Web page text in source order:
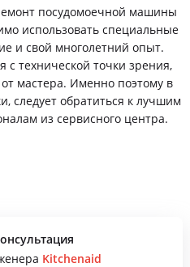
посудомоечной машины
использовать специальные
и свой многолетний опыт.
с технической точки зрения,
мастера. Именно поэтому в
следует обратиться к лучшим
из сервисного центра.
Kitchenaid